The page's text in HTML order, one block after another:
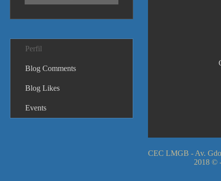
Perfil
Blog Comments
Blog Likes
Events
CEC LMGB - Av.
2018 ©